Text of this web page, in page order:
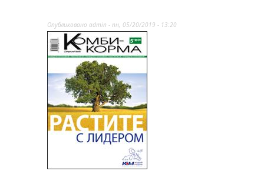
Опубликовано admin - пн, 05/20/2019 - 13:20